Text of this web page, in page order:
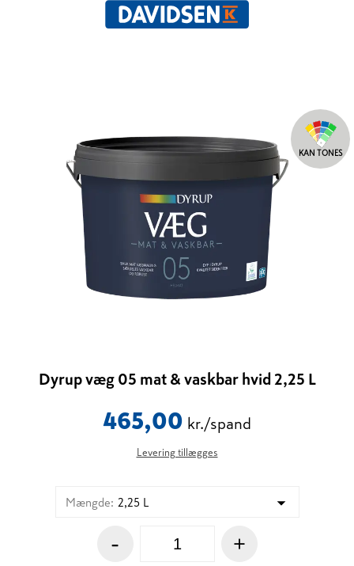
KAN TONES
Dyrup væg 05 mat & vaskbar hvid 2,25 L
465,00 kr./spand
Levering tillægges
Mængde: 2,25 L
- +